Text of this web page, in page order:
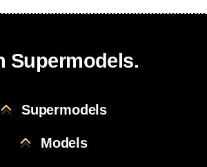
Supermodels.
Supermodels
Models